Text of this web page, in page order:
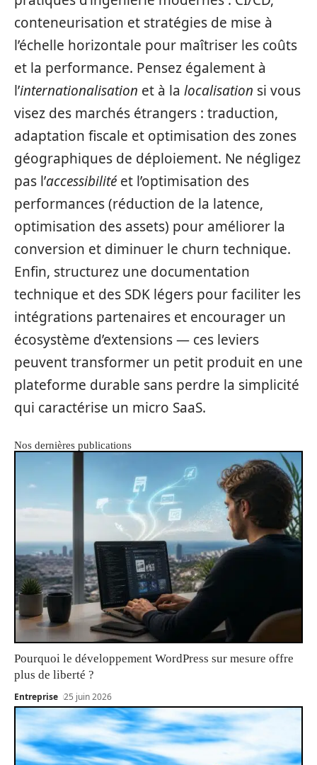
conteneurisation et stratégies de mise à
l’échelle horizontale pour maîtriser les coûts
et la performance. Pensez également à
l’internationalisation et à la localisation si vous
visez des marchés étrangers : traduction,
adaptation fiscale et optimisation des zones
géographiques de déploiement. Ne négligez
pas l’accessibilité et l’optimisation des
performances (réduction de la latence,
optimisation des assets) pour améliorer la
conversion et diminuer le churn technique.
Enfin, structurez une documentation
technique et des SDK légers pour faciliter les
intégrations partenaires et encourager un
écosystème d’extensions — ces leviers
peuvent transformer un petit produit en une
plateforme durable sans perdre la simplicité
qui caractérise un micro SaaS.
Nos dernières publications
Pourquoi le développement WordPress sur mesure offre
plus de liberté ?
Entreprise 25 juin 2026